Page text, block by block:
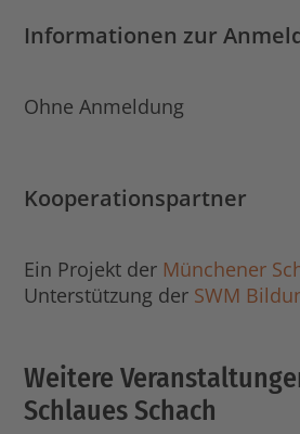
Informationen zur
Ohne Anmeldung
Kooperationspartner
Ein Projekt der Münchener
Unterstützung der SWM
Weitere
Schlaues Schach